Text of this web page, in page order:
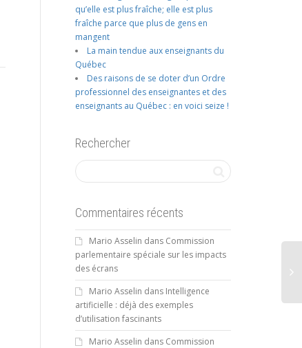
qu’elle est plus fraîche; elle est plus
fraîche parce que plus de gens en
mangent
La main tendue aux enseignants du
Québec
Des raisons de se doter d’un Ordre
professionnel des enseignantes et des
enseignants au Québec : en voici seize !
Rechercher
Commentaires récents
Mario Asselin dans Commission
parlementaire spéciale sur les impacts
des écrans
Mario Asselin dans Intelligence
artificielle : déjà des exemples
d’utilisation fascinants
Mario Asselin dans Commission